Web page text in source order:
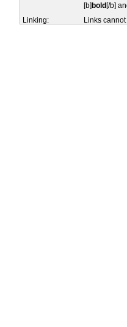
[b] bold [/b]
Linking:
Links